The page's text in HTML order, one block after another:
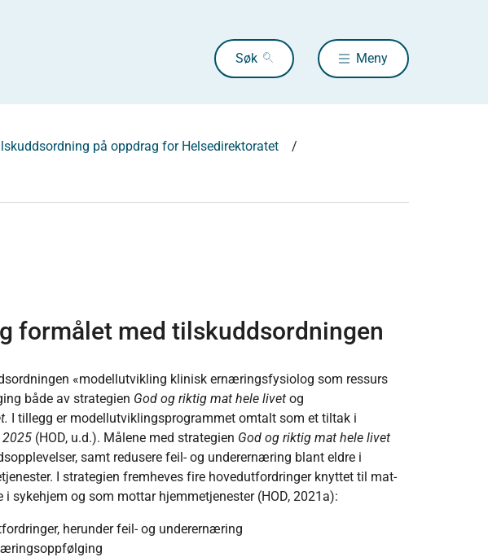
Søk Meny
på oppdrag for Helsedirektoratet
formålet med tilskuddsordningen
«modellutvikling klinisk ernæringsfysiolog som ressurs
både av strategien God og riktig mat hele livet og
I tillegg er modellutviklingsprogrammet omtalt som et tiltak i
(HOD, u.d.). Målene med strategien God og riktig mat hele livet
samt redusere feil- og underernæring blant eldre i
I strategien fremheves fire hovedutfordringer knyttet til mat-
sykehjem og som mottar hjemmetjenester (HOD, 2021a):
herunder feil- og underernæring